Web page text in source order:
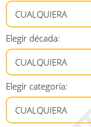
Elegir década:
Elegir categoría: